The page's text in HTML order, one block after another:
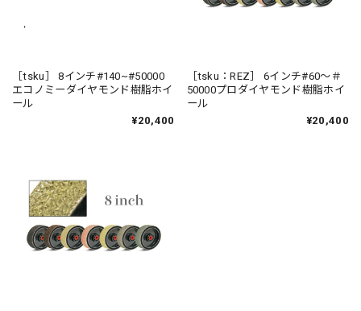
［tsku］ 8インチ#140~#50000
エコノミーダイヤモンド樹脂ホイ
ール
¥20,400
［tsku：REZ］ 6インチ#60〜＃
50000プロダイヤモンド樹脂ホイ
ール
¥20,400